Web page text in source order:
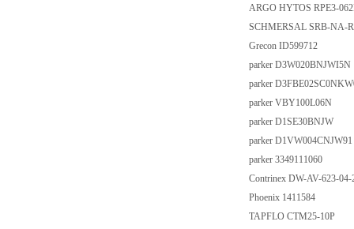
ARGO HYTOS RPE3-
SCHMERSAL SRB-NA-
Grecon ID599712
parker D3W020BNJWI5N
parker
parker VBY100L06N
parker D1SE30BNJW
parker D1VW004CNJW91
parker 3349111060
Contrinex DW-AV-623-
Phoenix 1411584
TAPFLO CTM25-10P